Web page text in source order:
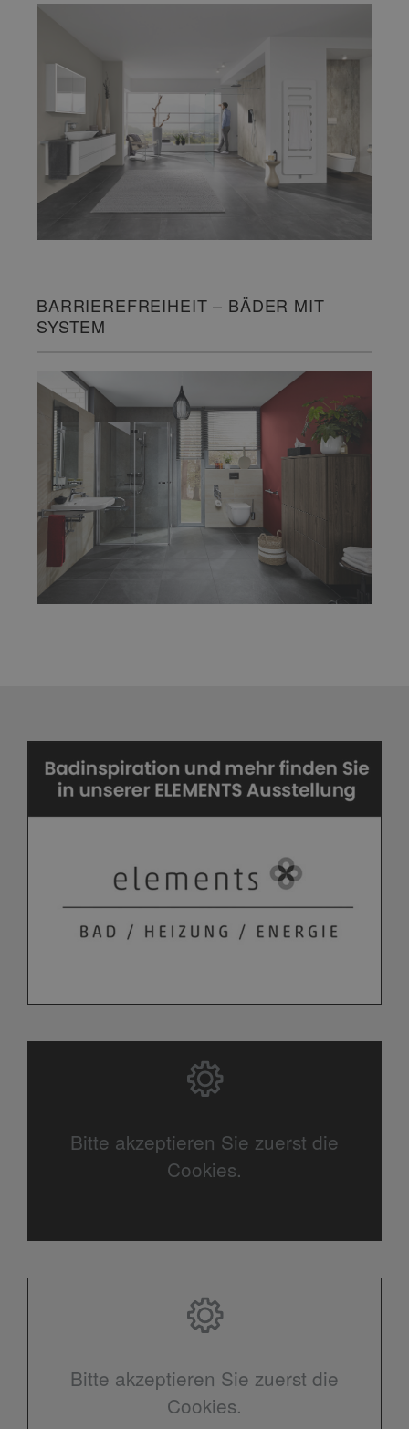
BARRIEREFREIHEIT – BÄDER MIT
SYSTEM
Bitte akzeptieren Sie zuerst die
Cookies.
Bitte akzeptieren Sie zuerst die
Cookies.